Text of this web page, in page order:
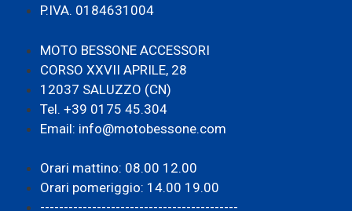
P.IVA. 0184631004
MOTO BESSONE ACCESSORI
CORSO XXVII APRILE, 28
12037 SALUZZO (CN)
Tel. +39 0175 45.304
Email: info@motobessone.com
Orari mattino: 08.00 12.00
Orari pomeriggio: 14.00 19.00
------------------------------------------